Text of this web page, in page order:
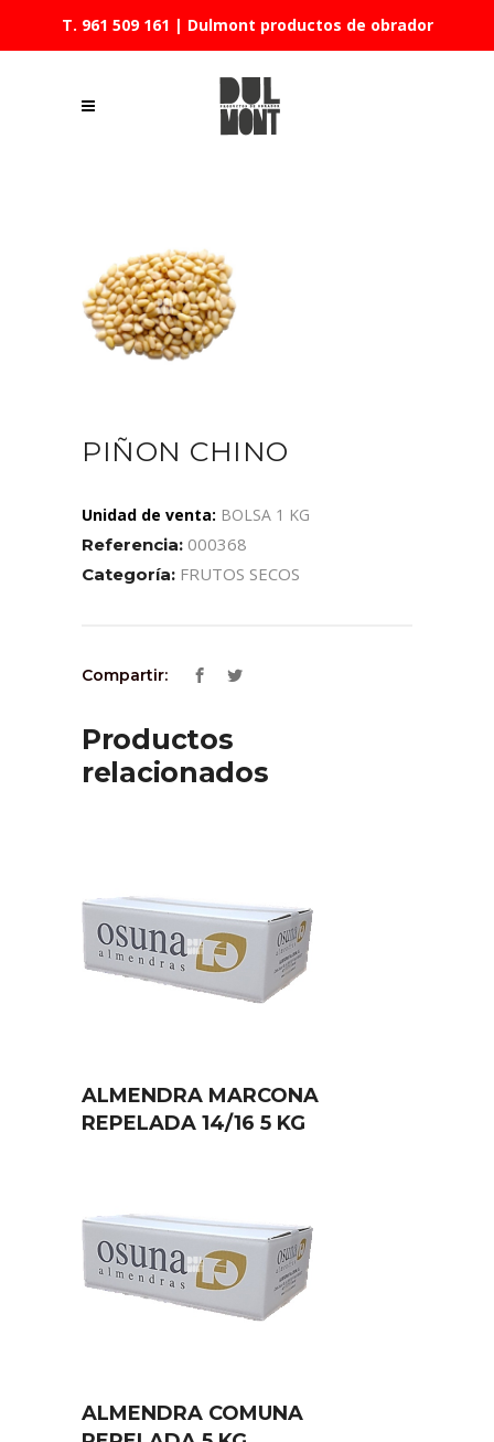
T. 961 509 161 | Dulmont productos de obrador
PIÑON CHINO
Unidad de venta: BOLSA 1 KG
Referencia: 000368
Categoría: FRUTOS SECOS
Compartir:
Productos
relacionados
ALMENDRA MARCONA
REPELADA 14/16 5 KG
ALMENDRA COMUNA